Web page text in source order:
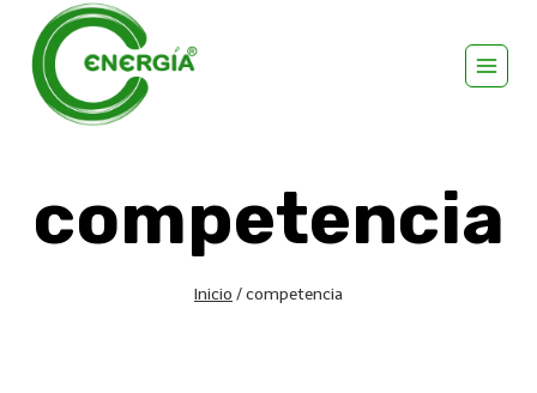
competencia
Inicio /competencia